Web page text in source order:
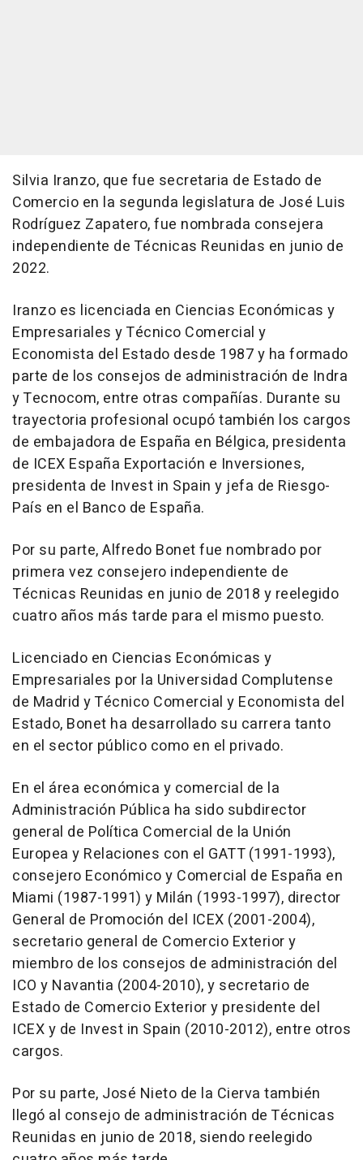
Silvia Iranzo, que fue secretaria de Estado de
Comercio en la segunda legislatura de José Luis
Rodríguez Zapatero, fue nombrada consejera
independiente de Técnicas Reunidas en junio de
2022.
Iranzo es licenciada en Ciencias Económicas y
Empresariales y Técnico Comercial y
Economista del Estado desde 1987 y ha formado
parte de los consejos de administración de Indra
y Tecnocom, entre otras compañías. Durante su
trayectoria profesional ocupó también los cargos
de embajadora de España en Bélgica, presidenta
de ICEX España Exportación e Inversiones,
presidenta de Invest in Spain y jefa de Riesgo-
País en el Banco de España.
Por su parte, Alfredo Bonet fue nombrado por
primera vez consejero independiente de
Técnicas Reunidas en junio de 2018 y reelegido
cuatro años más tarde para el mismo puesto.
Licenciado en Ciencias Económicas y
Empresariales por la Universidad Complutense
de Madrid y Técnico Comercial y Economista del
Estado, Bonet ha desarrollado su carrera tanto
en el sector público como en el privado.
En el área económica y comercial de la
Administración Pública ha sido subdirector
general de Política Comercial de la Unión
Europea y Relaciones con el GATT (1991-1993),
consejero Económico y Comercial de España en
Miami (1987-1991) y Milán (1993-1997), director
General de Promoción del ICEX (2001-2004),
secretario general de Comercio Exterior y
miembro de los consejos de administración del
ICO y Navantia (2004-2010), y secretario de
Estado de Comercio Exterior y presidente del
ICEX y de Invest in Spain (2010-2012), entre otros
cargos.
Por su parte, José Nieto de la Cierva también
llegó al consejo de administración de Técnicas
Reunidas en junio de 2018, siendo reelegido